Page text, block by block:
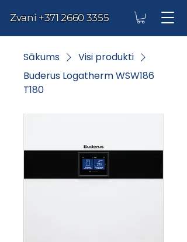
Zvani +371 2660 3355
Sākums
Visi produkti
Buderus Logatherm WSW186
T180